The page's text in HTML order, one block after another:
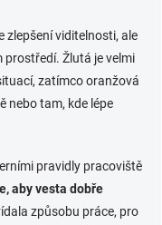
zlepšení viditelnosti, ale
prostředí. Žlutá je velmi
zatímco oranžová
nebo tam, kde lépe
pravidly pracoviště
aby vesta dobře
způsobu práce, pro